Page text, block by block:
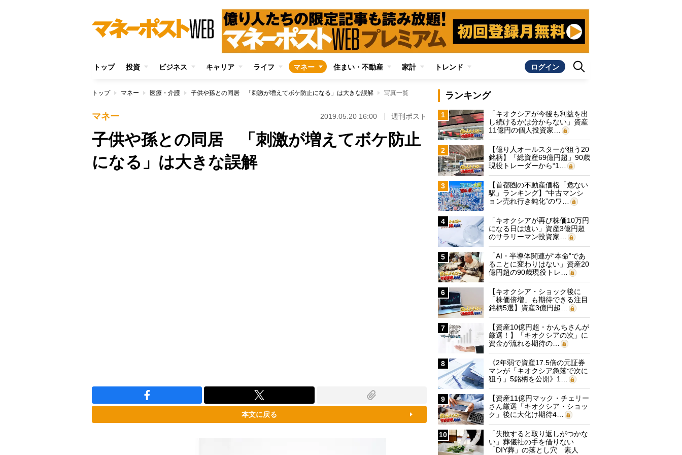
トップ 投資 ビジネス キャリア ライフ マネー 住まい・不動産 家計 トレンド ログイン
トップ マネー 医療・介護 子供や孫との同居 「刺激が増えてボケ防止になる」は大きな誤解 写真一覧
マネー 2019.05.20 16:00 週刊ポスト
子供や孫との同居 「刺激が増えてボケ防止
になる」は大きな誤解
本文に戻る
ランキング
1
「キオクシアが今後も利益を出
し続けるかは分からない」資産
11億円の個人投資家…
2
【億り人オールスターが狙う20
銘柄】「総資産69億円超」90歳
現役トレーダーから“1…
3
【首都圏の不動産価格「危ない
駅」ランキング】“中古マンシ
ョン売れ行き鈍化”のワ…
4
「キオクシアが再び株価10万円
になる日は遠い」資産3億円超
のサラリーマン投資家…
5
「AI・半導体関連が“本命”であ
ることに変わりはない」資産20
億円超の90歳現役トレ…
6
【キオクシア・ショック後に
「株価倍増」も期待できる注目
銘柄5選】資産3億円超…
7
【資産10億円超・かんちさんが
厳選！】「キオクシアの次」に
資金が流れる期待の…
8
《2年弱で資産17.5倍の元証券
マンが「キオクシア急落で次に
狙う」5銘柄を公開》1…
9
【資産11億円マック・チェリー
さん厳選「キオクシア・ショッ
ク」後に大化け期待4…
10
「失敗すると取り返しがつかな
い」葬儀社の手を借りない
「DIY葬」の落とし穴 素人